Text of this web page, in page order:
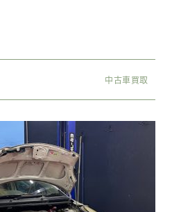
中古車買取